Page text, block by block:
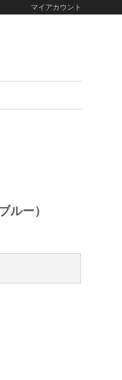
マイアカウント
ルー）